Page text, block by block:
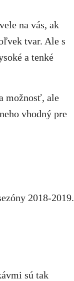
na vás, ak
tvar. Ale s
a tenké
možnosť, ale
vhodný pre
2018-2019.
sú tak